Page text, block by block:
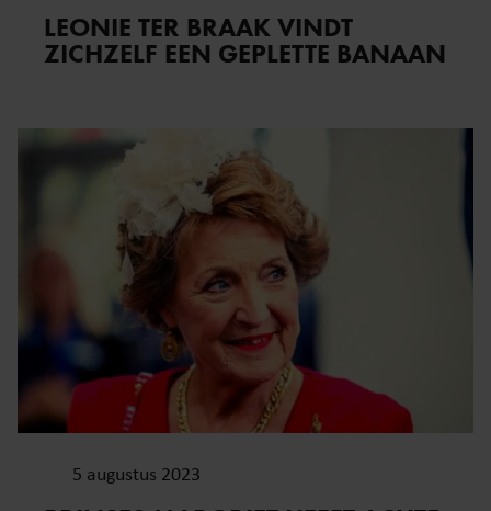
LEONIE TER BRAAK VINDT
ZICHZELF EEN GEPLETTE BANAAN
5 augustus 2023